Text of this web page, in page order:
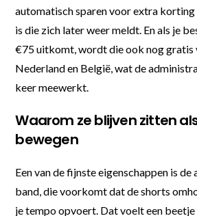
automatisch sparen voor extra korting
is die zich later weer meldt. En als je
€75 uitkomt, wordt die ook nog gratis
Nederland en België, wat de
keer meewerkt.
Waarom ze blijven zitten
bewegen
Een van de fijnste eigenschappen is
band, die voorkomt dat de shorts
je tempo opvoert. Dat voelt een beetje